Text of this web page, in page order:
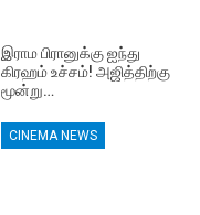
இராம பிரானுக்கு ஐந்து
கிரஹம் உச்சம்! அஜித்திற்கு
மூன்று…
CINEMA NEWS